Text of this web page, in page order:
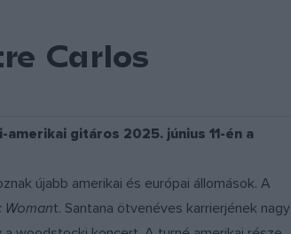
Carlos
gitáros 2025. június 11-én a
újabb amerikai és európai állomások. A
Womant. Santana ötvenéves karrierjének nagy